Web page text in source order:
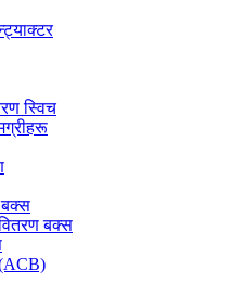
स्विच
बक्स
वितरण बक्स